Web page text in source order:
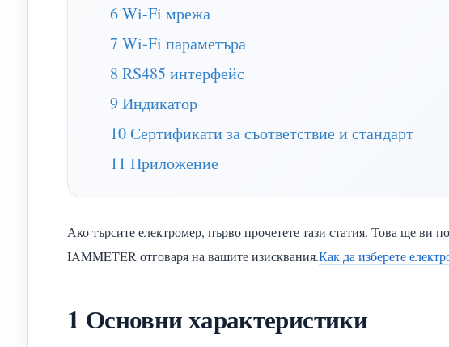
6 Wi-Fi мрежа
7 Wi-Fi параметъра
8 RS485 интерфейс
9 Индикатор
10 Сертификати за съответствие и стандарт
11 Приложение
Ако търсите електромер, първо прочетете тази статия. Това ще ви
IAMMETER отговаря на вашите изисквания.Как да изберете
1 Основни характеристики